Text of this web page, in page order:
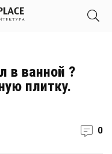
в ванной ?
плитку.
0